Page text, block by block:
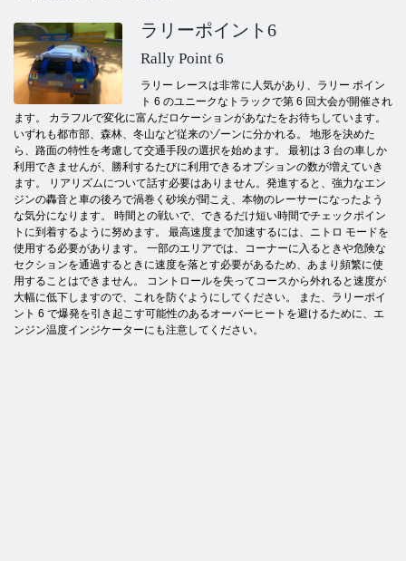
ラリーポイント6
Rally Point 6
ラリー レースは非常に人気があり、ラリー ポイン
ト 6 のユニークなトラックで第 6 回大会が開催され
ます。 カラフルで変化に富んだロケーションがあなたをお待ちしています。
いずれも都市部、森林、冬山など従来のゾーンに分かれる。 地形を決めた
ら、路面の特性を考慮して交通手段の選択を始めます。 最初は 3 台の車しか
利用できませんが、勝利するたびに利用できるオプションの数が増えていき
ます。 リアリズムについて話す必要はありません。発進すると、強力なエン
ジンの轟音と車の後ろで渦巻く砂埃が聞こえ、本物のレーサーになったよう
な気分になります。 時間との戦いで、できるだけ短い時間でチェックポイン
トに到着するように努めます。 最高速度まで加速するには、ニトロ モードを
使用する必要があります。 一部のエリアでは、コーナーに入るときや危険な
セクションを通過するときに速度を落とす必要があるため、あまり頻繁に使
用することはできません。 コントロールを失ってコースから外れると速度が
大幅に低下しますので、これを防ぐようにしてください。 また、ラリーポイ
ント 6 で爆発を引き起こす可能性のあるオーバーヒートを避けるために、エ
ンジン温度インジケーターにも注意してください。